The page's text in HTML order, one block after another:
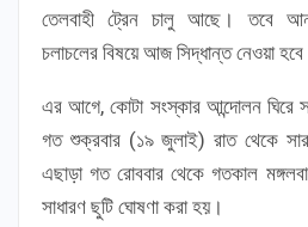
তেলবাহী ট্রেন চালু আছে। তবে
চলাচলের বিষয়ে আজ সিদ্ধান্ত নেওয়া
এর আগে, কোটা সংস্কার আন্দোলন ঘিরে
গত শুক্রবার (১৯ জুলাই) রাত থেকে
এছাড়া গত রোববার থেকে গতকাল
সাধারণ ছুটি ঘোষণা করা হয়।